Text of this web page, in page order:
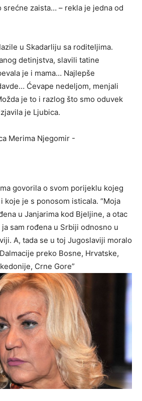
srećne zaista… – rekla je jedna od
u Skadarliju sa roditeljima.
detinjstva, slavili tatine
je i mama… Najlepše
Ćevape nedeljom, menjali
je to i razlog što smo oduvek
je Ljubica.
govorila o svom porijeklu kojeg
koje je s ponosom isticala. “Moja
u Janjarima kod Bjeljine, a otac
sam rođena u Srbiji odnosno u
A, tada se u toj Jugoslaviji moralo
preko Bosne, Hrvatske,
Crne Gore”